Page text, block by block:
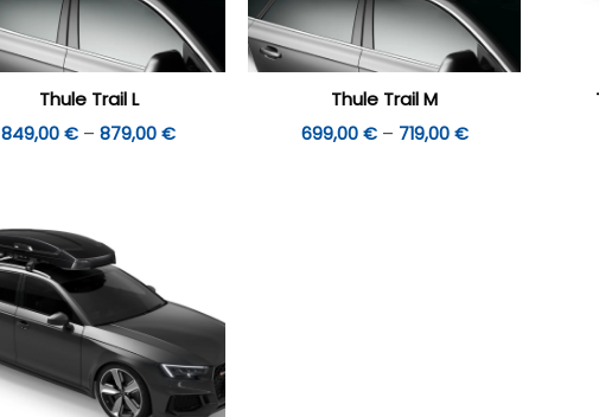
Thule Trail L
849,00€ – 879,00€Hinnavahemik:
Thule Trail M
699,00 € – 719,00 €Hinnavahemik: